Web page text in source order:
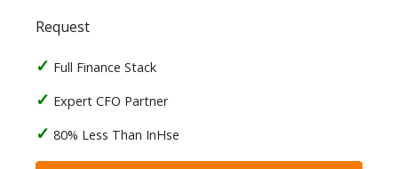
Request
Full Finance Stack
Expert CFO Partner
80% Less Than InHse